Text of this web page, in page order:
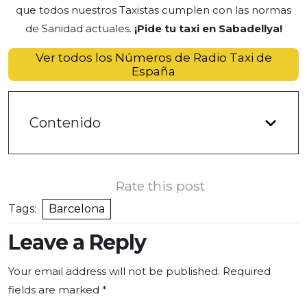
que todos nuestros Taxistas cumplen con las normas
de Sanidad actuales. ¡Pide tu taxi en Sabadellya!
Ver todos los Números de Radio Taxi de
España
Contenido
Rate this post
Tags: Barcelona
Leave a Reply
Your email address will not be published. Required
fields are marked *